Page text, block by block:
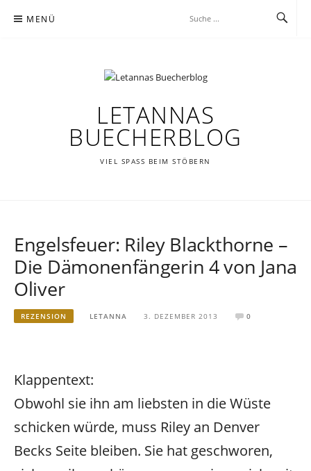
Inhalt MENÜ
LETANNAS
BUECHERBLOG
VIEL SPASS BEIM STÖBERN
Engelsfeuer: Riley Blackthorne –
Die Dämonenfängerin 4 von Jana
Oliver
REZENSION LETANNA 3. DEZEMBER 2013 0
Klappentext:
Obwohl sie ihn am liebsten in die Wüste
schicken würde, muss Riley an Denver
Becks Seite bleiben. Sie hat geschworen,